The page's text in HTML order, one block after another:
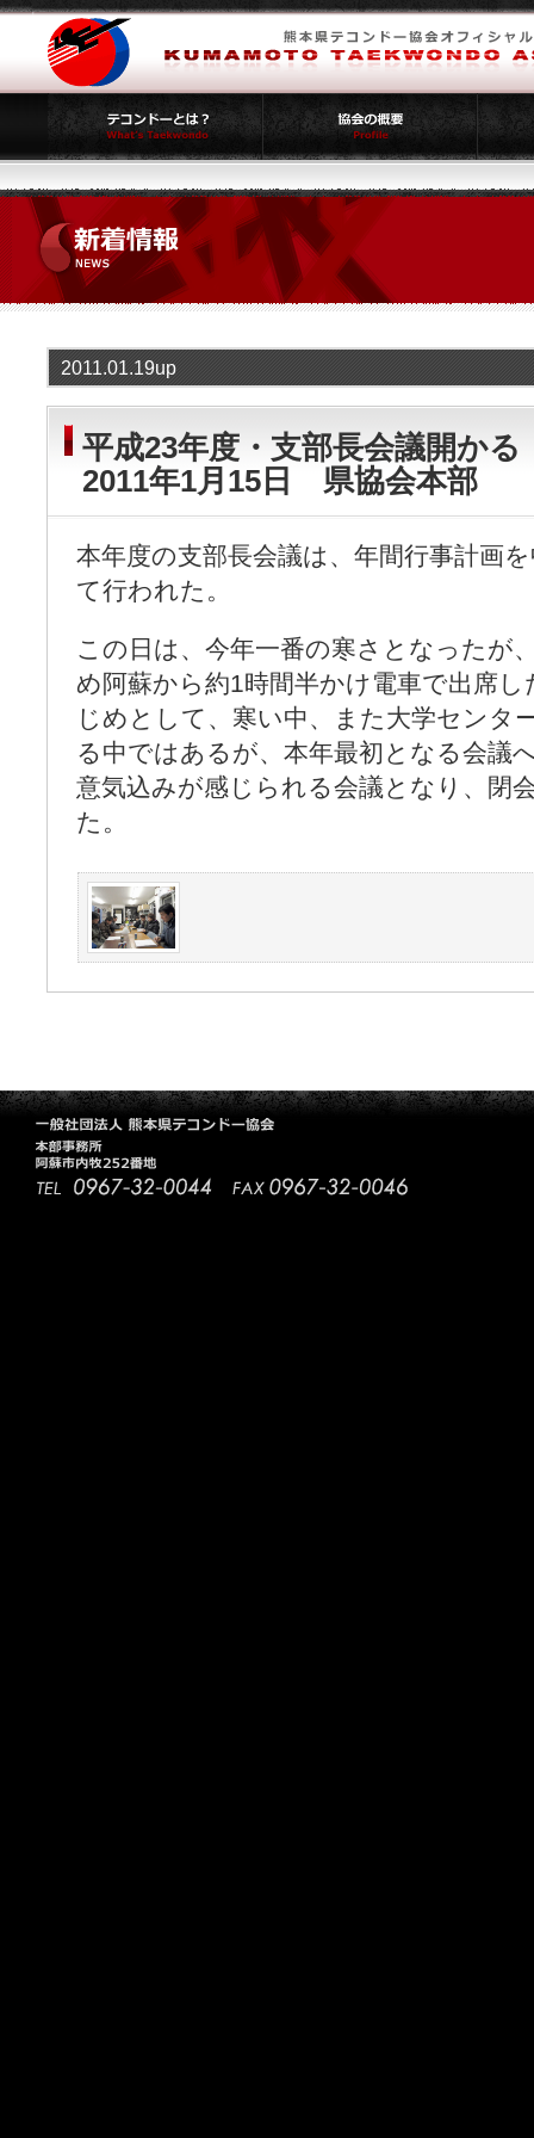
2011.01.19up
平成23年度・支部長会議開かる
2011年1月15日 県協会本部
本年度の支部長会議は、年間行事計画
て行われた。
この日は、今年一番の寒さとなったが
め阿蘇から約1時間半かけ電車で出席
じめとして、寒い中、また大学センタ
る中ではあるが、本年最初となる会議
意気込みが感じられる会議となり、閉
た。